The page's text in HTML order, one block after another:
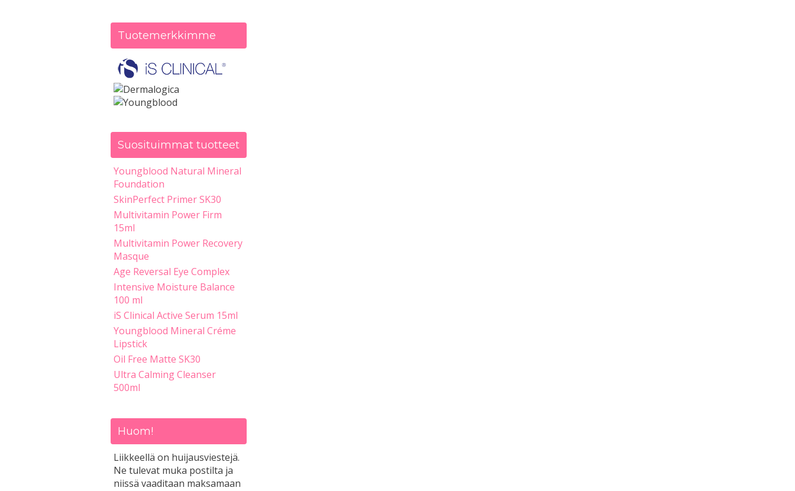
Tuotemerkkimme
Suosituimmat tuotteet
Youngblood Natural Mineral
Foundation
SkinPerfect Primer SK30
Multivitamin Power Firm
15ml
Multivitamin Power Recovery
Masque
Age Reversal Eye Complex
Intensive Moisture Balance
100 ml
iS Clinical Active Serum 15ml
Youngblood Mineral Créme
Lipstick
Oil Free Matte SK30
Ultra Calming Cleanser
500ml
Huom!
Liikkeellä on huijausviestejä.
Ne tulevat muka postilta ja
niissä vaaditaan maksamaan